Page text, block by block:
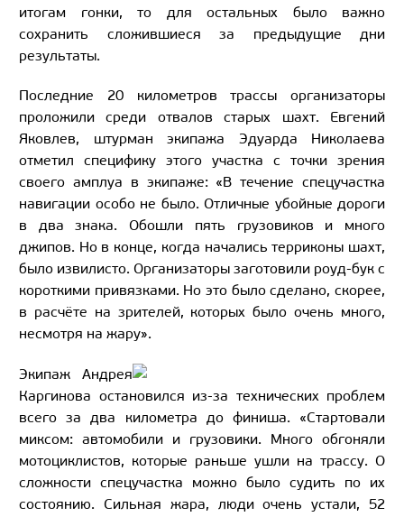
итогам гонки, то для остальных было важно
сохранить сложившиеся за предыдущие дни
результаты.
Последние 20 километров трассы организаторы
проложили среди отвалов старых шахт. Евгений
Яковлев, штурман экипажа Эдуарда Николаева
отметил специфику этого участка с точки зрения
своего амплуа в экипаже: «В течение спецучастка
навигации особо не было. Отличные убойные дороги
в два знака. Обошли пять грузовиков и много
джипов. Но в конце, когда начались терриконы шахт,
было извилисто. Организаторы заготовили роуд-бук с
короткими привязками. Но это было сделано, скорее,
в расчёте на зрителей, которых было очень много,
несмотря на жару».
Экипаж Андрея
Каргинова остановился из-за технических проблем
всего за два километра до финиша. «Стартовали
миксом: автомобили и грузовики. Много обгоняли
мотоциклистов, которые раньше ушли на трассу. О
сложности спецучастка можно было судить по их
состоянию. Сильная жара, люди очень устали, 52